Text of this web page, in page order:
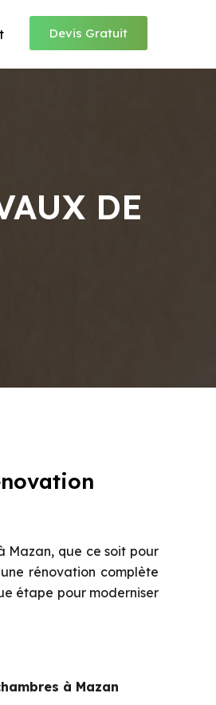
Devis Gratuit
DE
Mazan, que ce soit pour
rénovation complète
étape pour moderniser
à Mazan